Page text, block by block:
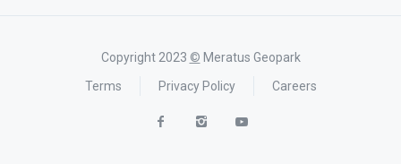
Copyright 2023 © Meratus Geopark
Terms
Privacy Policy Careers